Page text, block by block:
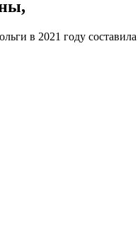
в 2021 году